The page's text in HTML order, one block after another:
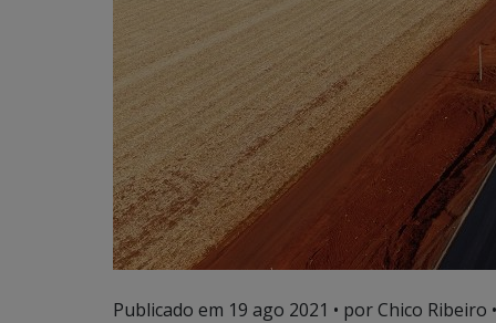
Publicado em 19 ago 2021 • por Chico Ribeiro •